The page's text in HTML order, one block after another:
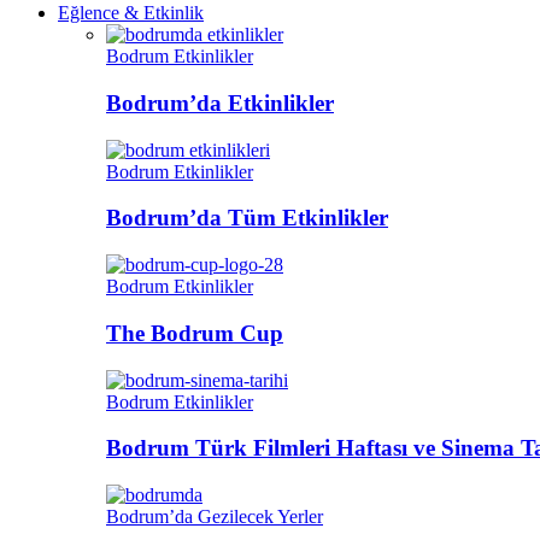
Eğlence & Etkinlik
Bodrum Etkinlikler
Bodrum’da Etkinlikler
Bodrum Etkinlikler
Bodrum’da Tüm Etkinlikler
Bodrum Etkinlikler
The Bodrum Cup
Bodrum Etkinlikler
Bodrum Türk Filmleri Haftası ve Sinema
Bodrum’da Gezilecek Yerler